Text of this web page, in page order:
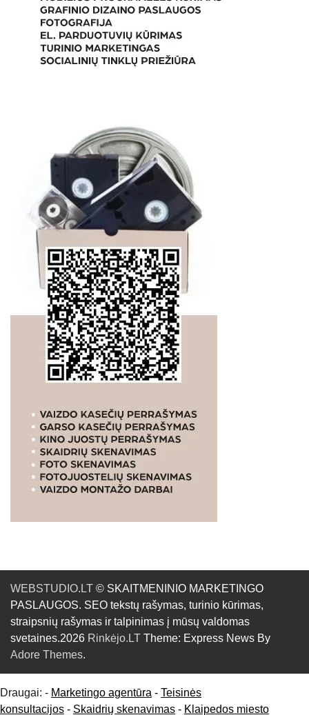
WEBSTUDIO.LT © SKAITMENINIO MARKETINGO
PASLAUGOS. SEO tekstų rašymas, turinio kūrimas,
straipsnių rašymas ir talpinimas į mūsų valdomas
svetaines.2026 Rinkėjo.LT Theme: Express News By
Adore Themes.
Draugai: - Marketingo agentūra - Teisinės
konsultacijos - Skaidrių skenavimas - Klaipedos miesto